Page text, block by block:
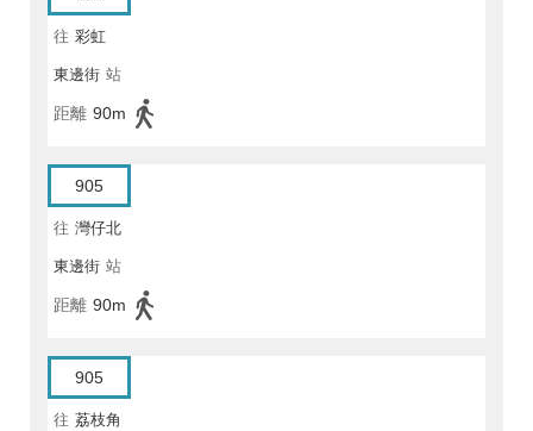
往 彩虹
東邊街 站
距離 90m
905
往 灣仔北
東邊街 站
距離 90m
905
往 荔枝角